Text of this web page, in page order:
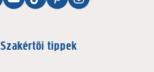
Szakértői tippek